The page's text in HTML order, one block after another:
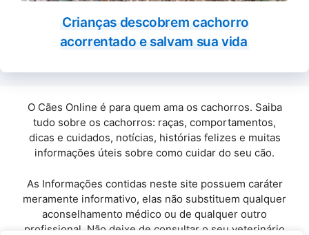
Crianças descobrem cachorro
acorrentado e salvam sua vida
O Cães Online é para quem ama os cachorros. Saiba
tudo sobre os cachorros: raças, comportamentos,
dicas e cuidados, notícias, histórias felizes e muitas
informações úteis sobre como cuidar do seu cão.
As Informações contidas neste site possuem caráter
meramente informativo, elas não substituem qualquer
aconselhamento médico ou de qualquer outro
profissional. Não deixe de consultar o seu veterinário